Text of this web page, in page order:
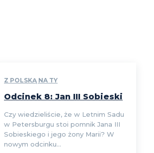
Z POLSKĄ NA TY
Odcinek 8: Jan III Sobieski
Czy wiedzieliście, że w Letnim Sadu
w Petersburgu stoi pomnik Jana III
Sobieskiego i jego żony Marii? W
nowym odcinku...